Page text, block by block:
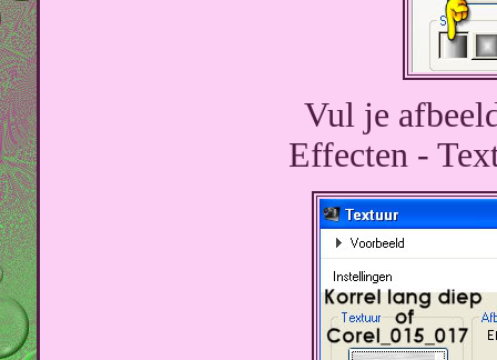
Vul je
Effecten -